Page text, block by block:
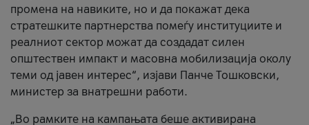
промена на навиките, но и да покажат дека
стратешките партнерства помеѓу институциите и
реалниот сектор можат да создадат силен
општествен импакт и масовна мобилизација околу
теми од јавен интерес“, изјави Панче Тошковски,
министер за внатрешни работи.
„Во рамките на кампањата беше активирана